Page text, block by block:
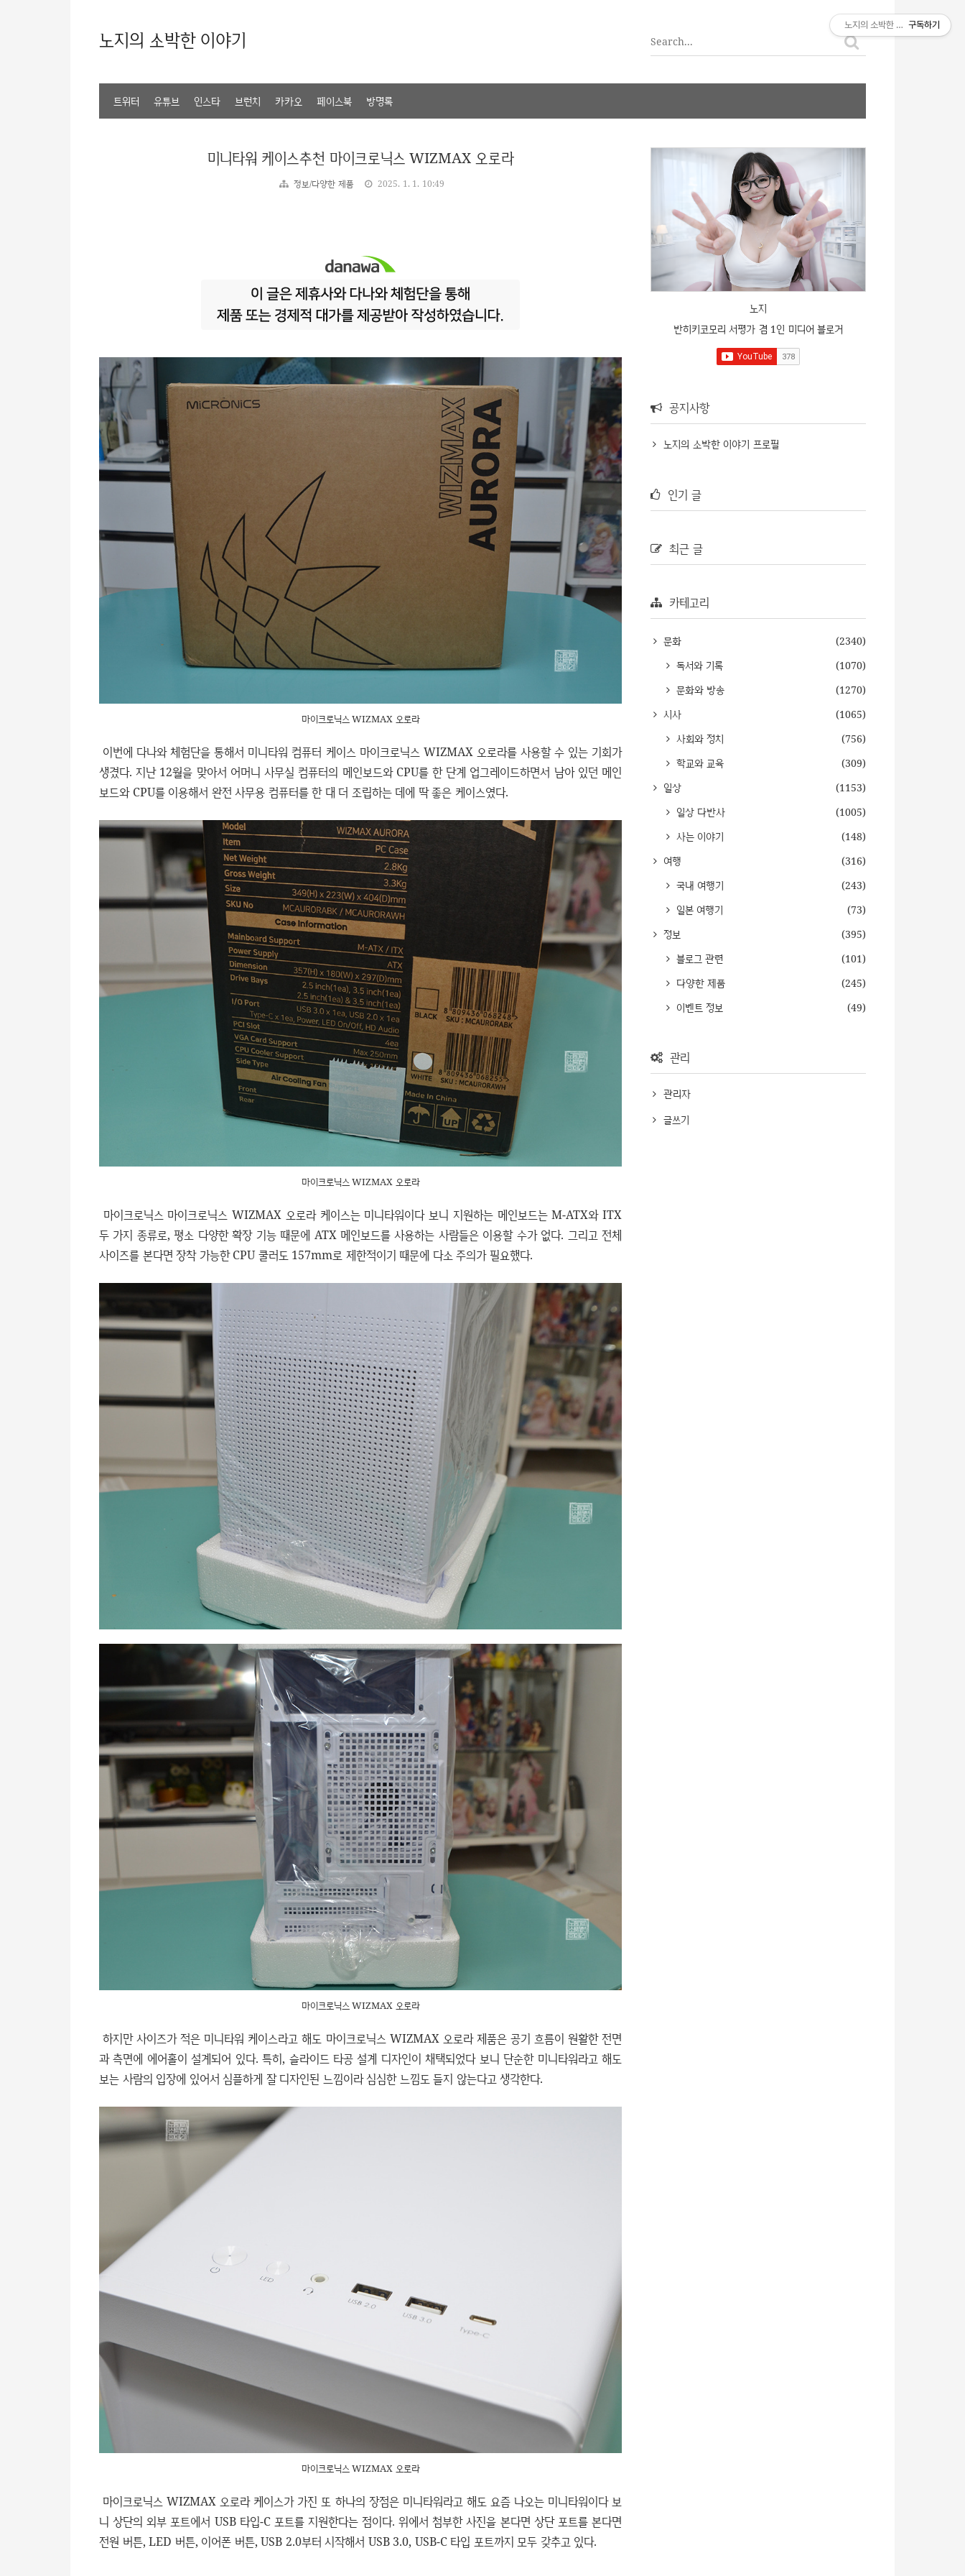
노지의 소박한 이야기
트위터 유튜브 인스타 브런치 카카오 페이스북 방명록
미니타워 케이스추천 마이크로닉스 WIZMAX 오로라
정보/다양한 제품 2025. 1. 1. 10:49
마이크로닉스 WIZMAX 오로라
이번에 다나와 체험단을 통해서 미니타워 컴퓨터 케이스 마이크로닉스 WIZMAX 오로라를 사용할 수 있는 기회가
생겼다. 지난 12월을 맞아서 어머니 사무실 컴퓨터의 메인보드와 CPU를 한 단계 업그레이드하면서 남아 있던 메인
보드와 CPU를 이용해서 완전 사무용 컴퓨터를 한 대 더 조립하는 데에 딱 좋은 케이스였다.
마이크로닉스 WIZMAX 오로라
마이크로닉스 마이크로닉스 WIZMAX 오로라 케이스는 미니타워이다 보니 지원하는 메인보드는 M-ATX와 ITX
두 가지 종류로, 평소 다양한 확장 기능 때문에 ATX 메인보드를 사용하는 사람들은 이용할 수가 없다. 그리고 전체
사이즈를 본다면 장착 가능한 CPU 쿨러도 157mm로 제한적이기 때문에 다소 주의가 필요했다.
마이크로닉스 WIZMAX 오로라
하지만 사이즈가 적은 미니타워 케이스라고 해도 마이크로닉스 WIZMAX 오로라 제품은 공기 흐름이 원활한 전면
과 측면에 에어홀이 설계되어 있다. 특히, 슬라이드 타공 설계 디자인이 채택되었다 보니 단순한 미니타워라고 해도
보는 사람의 입장에 있어서 심플하게 잘 디자인된 느낌이라 심심한 느낌도 들지 않는다고 생각한다.
마이크로닉스 WIZMAX 오로라
마이크로닉스 WIZMAX 오로라 케이스가 가진 또 하나의 장점은 미니타워라고 해도 요즘 나오는 미니타워이다 보
니 상단의 외부 포트에서 USB 타입-C 포트를 지원한다는 점이다. 위에서 첨부한 사진을 본다면 상단 포트를 본다면
전원 버튼, LED 버튼, 이어폰 버튼, USB 2.0부터 시작해서 USB 3.0, USB-C 타입 포트까지 모두 갖추고 있다.
노지
반히키코모리 서평가 겸 1인 미디어 블로거
공지사항
노지의 소박한 이야기 프로필
인기 글
최근 글
카테고리
문화
(2340)
독서와 기록
(1070)
문화와 방송
(1270)
시사
(1065)
사회와 정치
(756)
학교와 교육
(309)
일상
(1153)
일상 다반사
(1005)
사는 이야기
(148)
여행
(316)
국내 여행기
(243)
일본 여행기
(73)
정보
(395)
블로그 관련
(101)
다양한 제품
(245)
이벤트 정보
(49)
관리
관리자
글쓰기
노지의 소박한 이야기구독하기